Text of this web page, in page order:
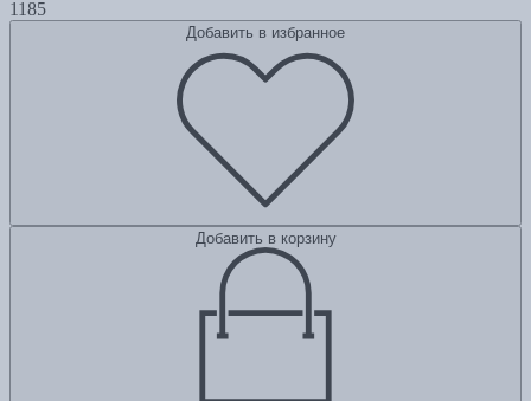
1185
Добавить в избранное
Добавить в корзину